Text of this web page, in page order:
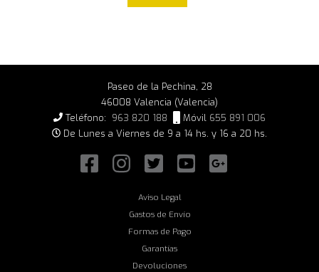
Paseo de la Pechina, 28
46008 Valencia (Valencia)
Teléfono: 963 820 188 Móvil 655 891 006
De Lunes a Viernes de 9 a 14 hs. y 16 a 20 hs.
Aviso Legal
Gastos de Envío
Formas de Pago
Garantías
Devoluciones